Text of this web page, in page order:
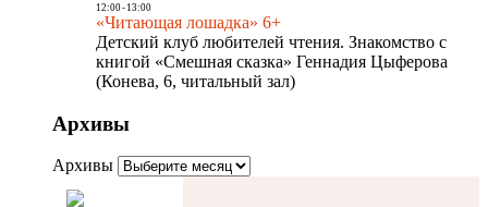
12:00- 13:00
«Читающая лошадка» 6+
Детский клуб любителей чтения. Знакомство с
книгой «Смешная сказка» Геннадия Цыферова
(Конева, 6, читальный зал)
Архивы
Архивы